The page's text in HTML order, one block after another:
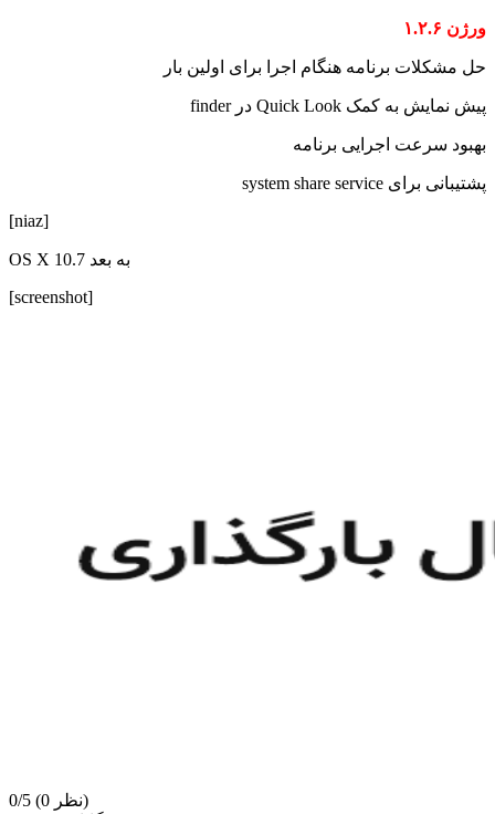
ورژن ۱.۲.۶
حل مشکلات برنامه هنگام اجرا برای اولین بار
پیش نمایش به کمک Quick Look در finder
بهبود سرعت اجرایی برنامه
پشتیبانی برای system share service
[niaz]
OS X 10.7 به بعد
[screenshot]
0/5
(0 نظر)